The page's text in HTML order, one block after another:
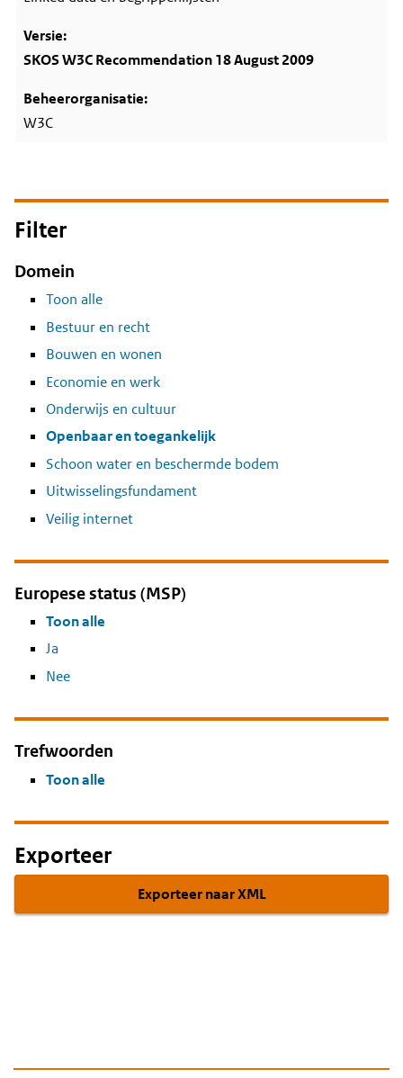
SKOS W3C Recommendation 18 August 2009
W3C
Filter
Domein
Toon alle
Bestuur en recht
Bouwen en wonen
Economie en werk
Onderwijs en cultuur
Openbaar en toegankelijk
Schoon water en beschermde bodem
Uitwisselingsfundament
Veilig internet
Europese status (MSP)
Toon alle
Ja
Nee
Trefwoorden
Toon alle
Exporteer
Exporteer naar XML